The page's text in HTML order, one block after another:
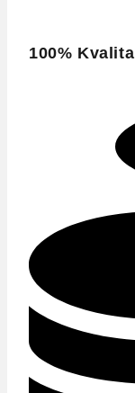
100% Kvalita